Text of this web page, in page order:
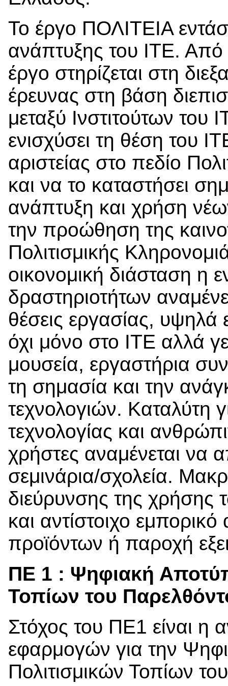
Το έργο ΠΟΛΙΤΕΙΑ
ανάπτυξης του ΙΤΕ. Από
έργο στηρίζεται στη
έρευνας στη βάση
μεταξύ Ινστιτούτων του
ενισχύσει τη θέση του
αριστείας στο πεδίο
και να το καταστήσει
ανάπτυξη και χρήση
την προώθηση της
Πολιτισμικής
οικονομική διάσταση η
δραστηριοτήτων
θέσεις εργασίας,
όχι μόνο στο ΙΤΕ αλλά
μουσεία, εργαστήρια
τη σημασία και την
τεχνολογιών. Καταλύτη
τεχνολογίας και
χρήστες αναμένεται να
σεμινάρια/σχολεία.
διεύρυνσης της χρήσης
και αντίστοιχο
προϊόντων ή παροχή
ΠΕ 1 : Ψηφιακή
Τοπίων του
Στόχος του ΠΕ1 είναι η
εφαρμογών για την
Πολιτισμικών Τοπίων